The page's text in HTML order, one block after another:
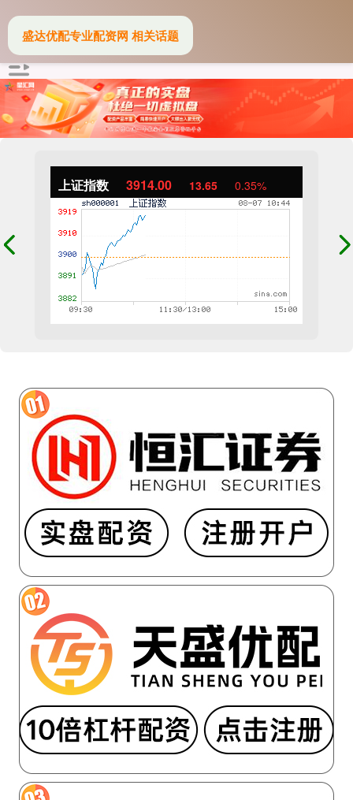
上证指数 3914.00 13.65 0.35%
盛达优配专业配资网 相关话题